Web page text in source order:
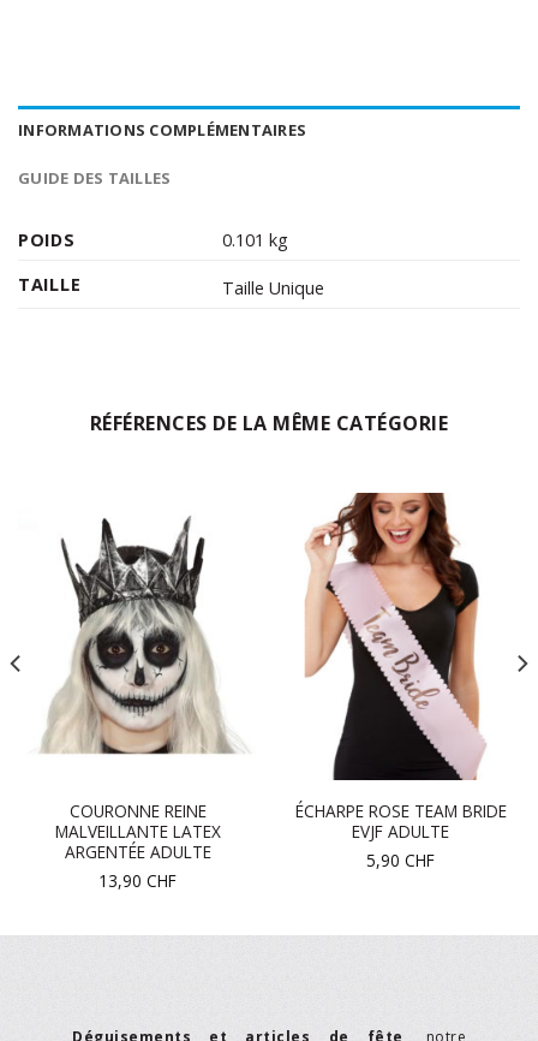
INFORMATIONS COMPLÉMENTAIRES
GUIDE DES TAILLES
POIDS
0.101 kg
TAILLE
Taille Unique
RÉFÉRENCES DE LA MÊME CATÉGORIE
COURONNE REINE
MALVEILLANTE LATEX
ARGENTÉE ADULTE
13,90 CHF
ÉCHARPE ROSE TEAM BRIDE
EVJF ADULTE
5,90 CHF
Déguisements et articles de fête , notre